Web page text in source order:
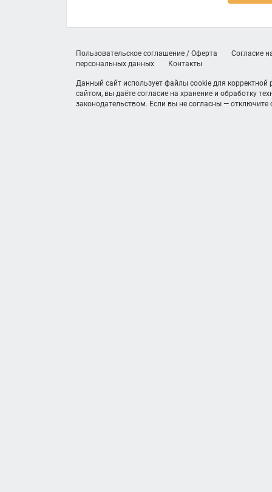
Пользовательское соглашение / Оферта
Согласие
персональных данных
Контакты
Данный сайт использует файлы cookie для
сайтом, вы даёте согласие на хранение и обработку
законодательством. Если вы не согласны — отключите